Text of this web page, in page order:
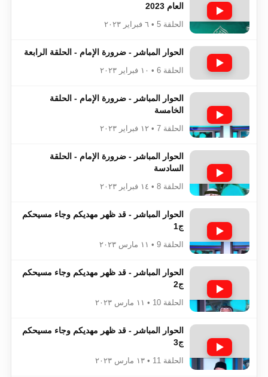
العام 2023
الحلقة 5 • ٦ فبراير ٢٠٢٣
الحوار المباشر - ضرورة الإمام - الحلقة الرابعة
الحلقة 6 • ١٠ فبراير ٢٠٢٣
الحوار المباشر - ضرورة الإمام - الحلقة
الخامسة
الحلقة 7 • ١٢ فبراير ٢٠٢٣
الحوار المباشر - ضرورة الإمام - الحلقة
السادسة
الحلقة 8 • ١٤ فبراير ٢٠٢٣
الحوار المباشر - قد ظهر مهديكم وجاء مسيحكم
ج1
الحلقة 9 • ١١ مارس ٢٠٢٣
الحوار المباشر - قد ظهر مهديكم وجاء مسيحكم
ج2
الحلقة 10 • ١١ مارس ٢٠٢٣
الحوار المباشر - قد ظهر مهديكم وجاء مسيحكم
ج3
الحلقة 11 • ١٣ مارس ٢٠٢٣